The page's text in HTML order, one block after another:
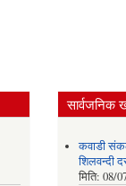
सार्वजनिक
कवाडी
शिलवन्दी
मिति: 08/